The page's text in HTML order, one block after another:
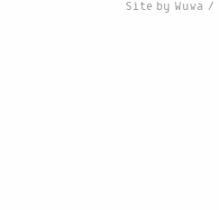
Site by Wuwa /